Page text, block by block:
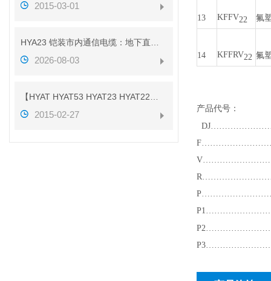
2015-03-01
2026-08-03
2015-02-27
13 KFFV22 氟
14 KFFRV22 氟
产品代号：
DJ